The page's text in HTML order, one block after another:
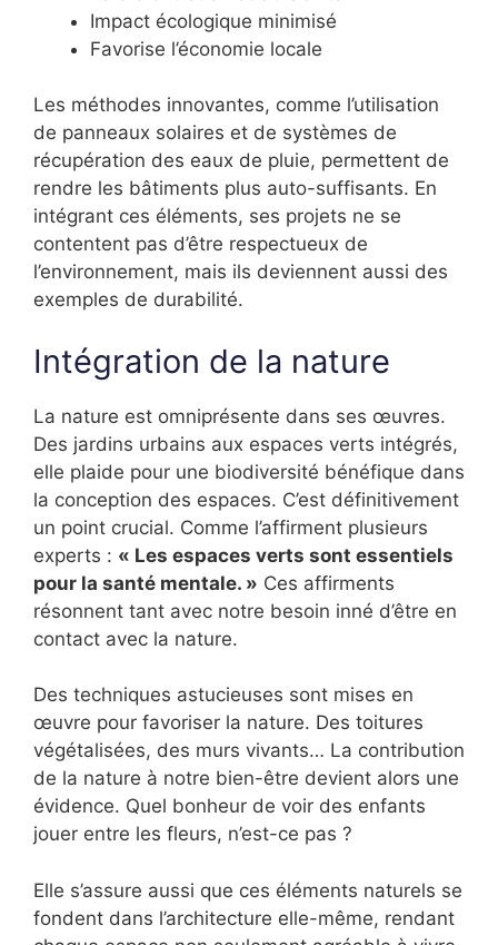
Impact écologique minimisé
Favorise l’économie locale
Les méthodes innovantes, comme l’utilisation
de panneaux solaires et de systèmes de
récupération des eaux de pluie, permettent de
rendre les bâtiments plus auto-suffisants. En
intégrant ces éléments, ses projets ne se
contentent pas d’être respectueux de
l’environnement, mais ils deviennent aussi des
exemples de durabilité.
Intégration de la nature
La nature est omniprésente dans ses œuvres.
Des jardins urbains aux espaces verts intégrés,
elle plaide pour une biodiversité bénéfique dans
la conception des espaces. C’est définitivement
un point crucial. Comme l’affirment plusieurs
experts : « Les espaces verts sont essentiels
pour la santé mentale. » Ces affirments
résonnent tant avec notre besoin inné d’être en
contact avec la nature.
Des techniques astucieuses sont mises en
œuvre pour favoriser la nature. Des toitures
végétalisées, des murs vivants… La contribution
de la nature à notre bien-être devient alors une
évidence. Quel bonheur de voir des enfants
jouer entre les fleurs, n’est-ce pas ?
Elle s’assure aussi que ces éléments naturels se
fondent dans l’architecture elle-même, rendant